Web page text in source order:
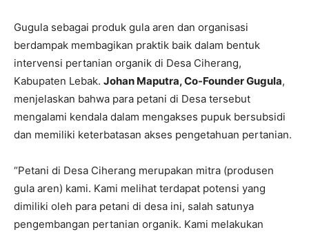
Gugula sebagai produk gula aren dan organisasi
berdampak membagikan praktik baik dalam bentuk
intervensi pertanian organik di Desa Ciherang,
Kabupaten Lebak. Johan Maputra, Co-Founder Gugula,
menjelaskan bahwa para petani di Desa tersebut
mengalami kendala dalam mengakses pupuk bersubsidi
dan memiliki keterbatasan akses pengetahuan pertanian.
“Petani di Desa Ciherang merupakan mitra (produsen
gula aren) kami. Kami melihat terdapat potensi yang
dimiliki oleh para petani di desa ini, salah satunya
pengembangan pertanian organik. Kami melakukan